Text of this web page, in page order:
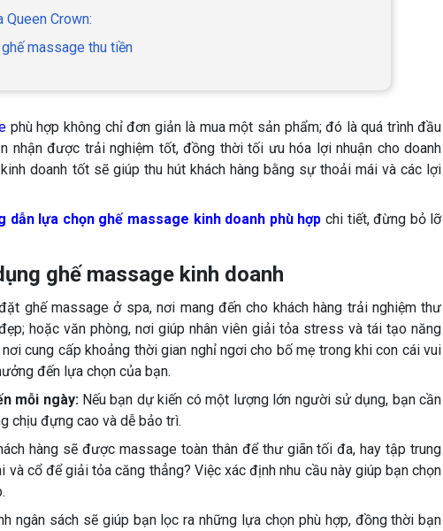
Queen Crown:
massage thu tiền
phù hợp không chỉ đơn giản là mua một sản phẩm; đó là quá trình đầu
nhận được trải nghiệm tốt, đồng thời tối ưu hóa lợi nhuận cho doanh
doanh tốt sẽ giúp thu hút khách hàng bằng sự thoải mái và các lợi
dẫn lựa chọn ghế massage kinh doanh phù hợp chi tiết, đừng bỏ lỡ
ghế massage kinh doanh
ghế massage ở spa, nơi mang đến cho khách hàng trải nghiệm thư
hoặc văn phòng, nơi giúp nhân viên giải tỏa stress và tái tạo năng
cung cấp khoảng thời gian nghỉ ngơi cho bố mẹ trong khi con cái vui
đến lựa chọn của bạn.
mỗi ngày: Nếu bạn dự kiến có một lượng lớn người sử dụng, bạn cần
chịu đựng cao và dễ bảo trì.
hàng sẽ được massage toàn thân để thư giãn tối đa, hay tập trung
và cổ để giải tỏa căng thẳng? Việc xác định nhu cầu này giúp bạn chọn
ngân sách sẽ giúp bạn lọc ra những lựa chọn phù hợp, đồng thời bạn